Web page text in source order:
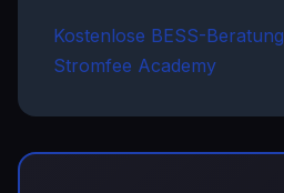
Kostenlose BESS-Beratung
Stromfee Academy